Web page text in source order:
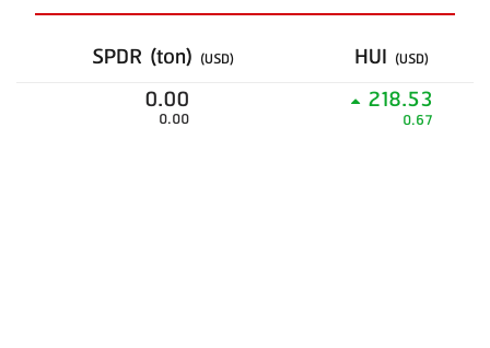
SPDR (ton) (USD) HUI (USD)
0.00
0.00
218.53
0.67